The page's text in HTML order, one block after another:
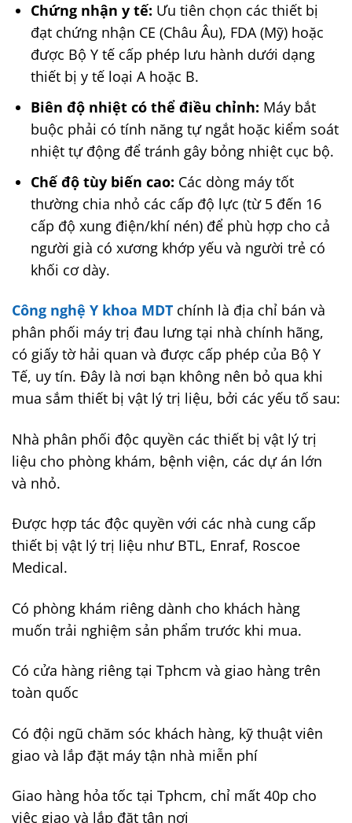
Chứng nhận y tế: Ưu tiên chọn các thiết bị
đạt chứng nhận CE (Châu Âu), FDA (Mỹ) hoặc
được Bộ Y tế cấp phép lưu hành dưới dạng
thiết bị y tế loại A hoặc B.
Biên độ nhiệt có thể điều chỉnh: Máy bắt
buộc phải có tính năng tự ngắt hoặc kiểm soát
nhiệt tự động để tránh gây bỏng nhiệt cục bộ.
Chế độ tùy biến cao: Các dòng máy tốt
thường chia nhỏ các cấp độ lực (từ 5 đến 16
cấp độ xung điện/khí nén) để phù hợp cho cả
người già có xương khớp yếu và người trẻ có
khối cơ dày.
Công nghệ Y khoa MDT chính là địa chỉ bán và
phân phối máy trị đau lưng tại nhà chính hãng,
có giấy tờ hải quan và được cấp phép của Bộ Y
Tế, uy tín. Đây là nơi bạn không nên bỏ qua khi
mua sắm thiết bị vật lý trị liệu, bởi các yếu tố sau:
Nhà phân phối độc quyền các thiết bị vật lý trị
liệu cho phòng khám, bệnh viện, các dự án lớn
và nhỏ.
Được hợp tác độc quyền với các nhà cung cấp
thiết bị vật lý trị liệu như BTL, Enraf, Roscoe
Medical.
Có phòng khám riêng dành cho khách hàng
muốn trải nghiệm sản phẩm trước khi mua.
Có cửa hàng riêng tại Tphcm và giao hàng trên
toàn quốc
Có đội ngũ chăm sóc khách hàng, kỹ thuật viên
giao và lắp đặt máy tận nhà miễn phí
Giao hàng hỏa tốc tại Tphcm, chỉ mất 40p cho
việc giao và lắp đặt tận nơi